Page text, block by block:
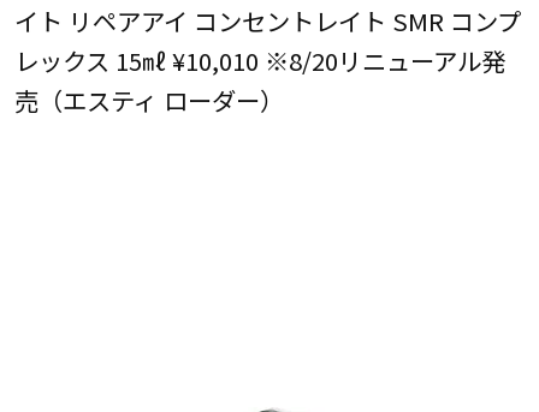
イト リペアアイ コンセントレイト SMR コンプ
レックス 15㎖ ¥10,010 ※8/20リニューアル発
売（エスティ ローダー）